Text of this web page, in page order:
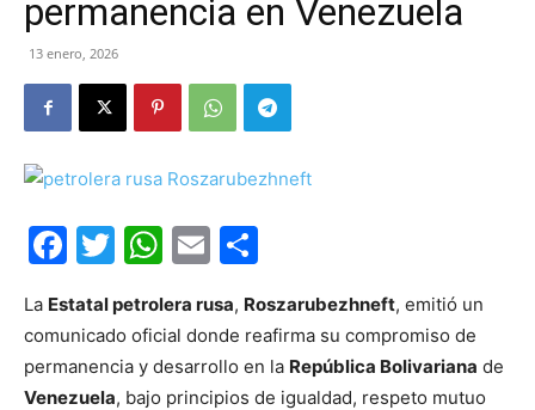
permanencia en Venezuela
13 enero, 2026
Facebook
Twitter
WhatsApp
Email
La Estatal petrolera rusa, Roszarubezhneft, emitió un
comunicado oficial donde reafirma su compromiso de
permanencia y desarrollo en la República Bolivariana de
Venezuela, bajo principios de igualdad, respeto mutuo